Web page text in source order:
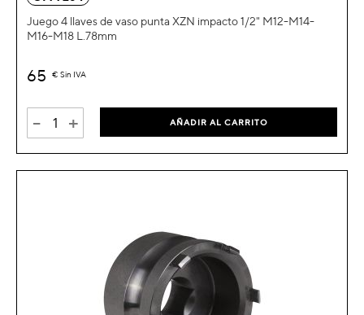
Juego 4 llaves de vaso punta XZN impacto 1/2" M12-M14-
M16-M18 L.78mm
65 € Sin IVA
- + AÑADIR AL CARRITO